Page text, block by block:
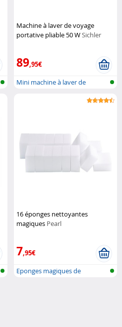
Machine à laver de voyage
portative pliable 50 WSichler
89,95€
Mini machine à laver de
16 éponges nettoyantes
magiques Pearl
7,95€
Eponges magiques de